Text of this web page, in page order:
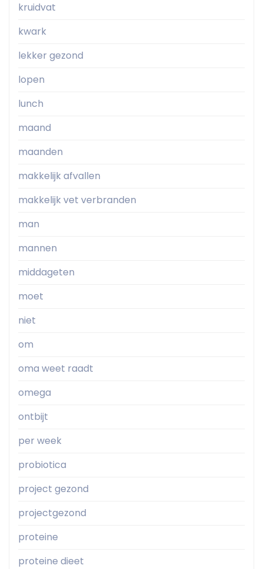
kruidvat
kwark
lekker gezond
lopen
lunch
maand
maanden
makkelijk afvallen
makkelijk vet verbranden
man
mannen
middageten
moet
niet
om
oma weet raadt
omega
ontbijt
per week
probiotica
project gezond
projectgezond
proteine
proteine dieet